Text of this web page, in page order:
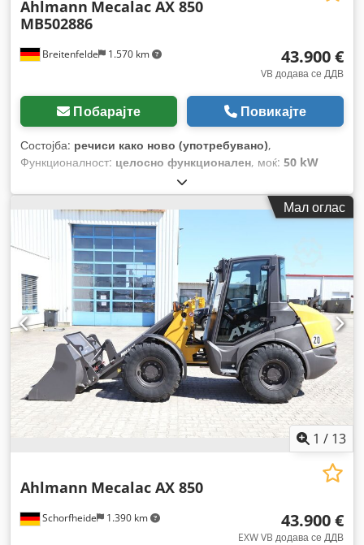
Breitenfelde 1.570 km
Ahlmann Mecalac AX 850
MB502886
43.900 €
VB додава се ДДВ
Побарајте Повикајте
Состојба: речиси како ново (употребувано),
Функционалност: целосно функционален, моќ: 50 kW
, тип на гориво:
тежина:5.050 кг, големина на гумата:405/70 R 18, Година
на изградба:2023, работни часови:150 h, Опрема:UVV
безбедносна проверка, дополнителни фарови, заден
подигнувач, кабина, палетни виљушки, стандардна
лопата, хидраулични системи
Мал оглас
1 / 13
Schorfheide 1.390 km
Ahlmann Mecalac AX 850
43.900 €
EXW VB додава се ДДВ